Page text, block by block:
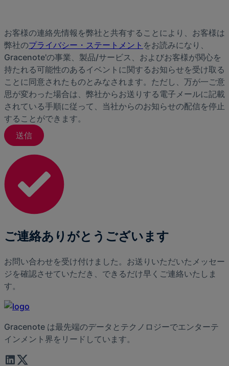
お客様の連絡先情報を弊社と共有することにより、お客様は
弊社のプライバシー・ステートメント をお読みになり、
Gracenote'の事業、製品/サービス、およびお客様が関心を
持たれる可能性のあるイベントに関するお知らせを受け取る
ことに同意されたものとみなされます。ただし、万が一ご意
思が変わった場合は、弊社からお送りする電子メールに記載
されている手順に従って、当社からのお知らせの配信を停止
することができます。
ご連絡ありがとうございます
お問い合わせを受け付けました。お送りいただいたメッセー
ジを確認させていただき、できるだけ早くご連絡いたしま
す。
Gracenote は最先端のデータとテクノロジーでエンターテ
インメント界をリードしています。